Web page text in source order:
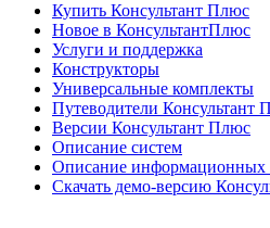
Купить Консультант Плюс
Новое в КонсультантПлюс
Услуги и поддержка
Конструкторы
Универсальные комплекты
Путеводители Консультант
Версии Консультант Плюс
Описание систем
Описание информационных
Скачать демо-версию